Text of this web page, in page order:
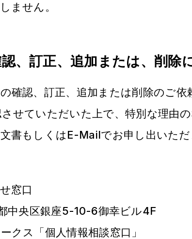
ません。
、訂正、追加または、削除
確認、訂正、追加または削除のご
せていただいた上で、特別な理由
書もしくはE-Mailでお申し出いただ
窓口
中央区銀座5-10-6御幸ビル4F
クス「個人情報相談窓口」